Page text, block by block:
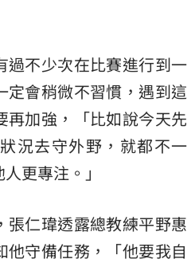
過不少次在比賽進行到一
定會稍微不習慣，遇到這
再加強，「比如說今天先
況去守外野，就都不一
更專注。」
張仁瑋透露總教練平野惠
他守備任務，「他要我自